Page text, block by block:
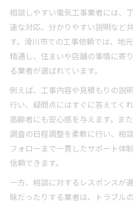
相談しやすい電気工事業者には、
速な対応、分かりやすい説明など
す。滑川市での工事依頼では、地
精通し、住まいや店舗の事情に寄
る業者が選ばれています。
例えば、工事内容や見積もりの説
行い、疑問点にはすぐに答えてく
高齢者にも安心感を与えます。ま
調査の日程調整を柔軟に行い、相
フォローまで一貫したサポート体
信頼できます。
一方、相談に対するレスポンスが
昧だったりする業者は、トラブル